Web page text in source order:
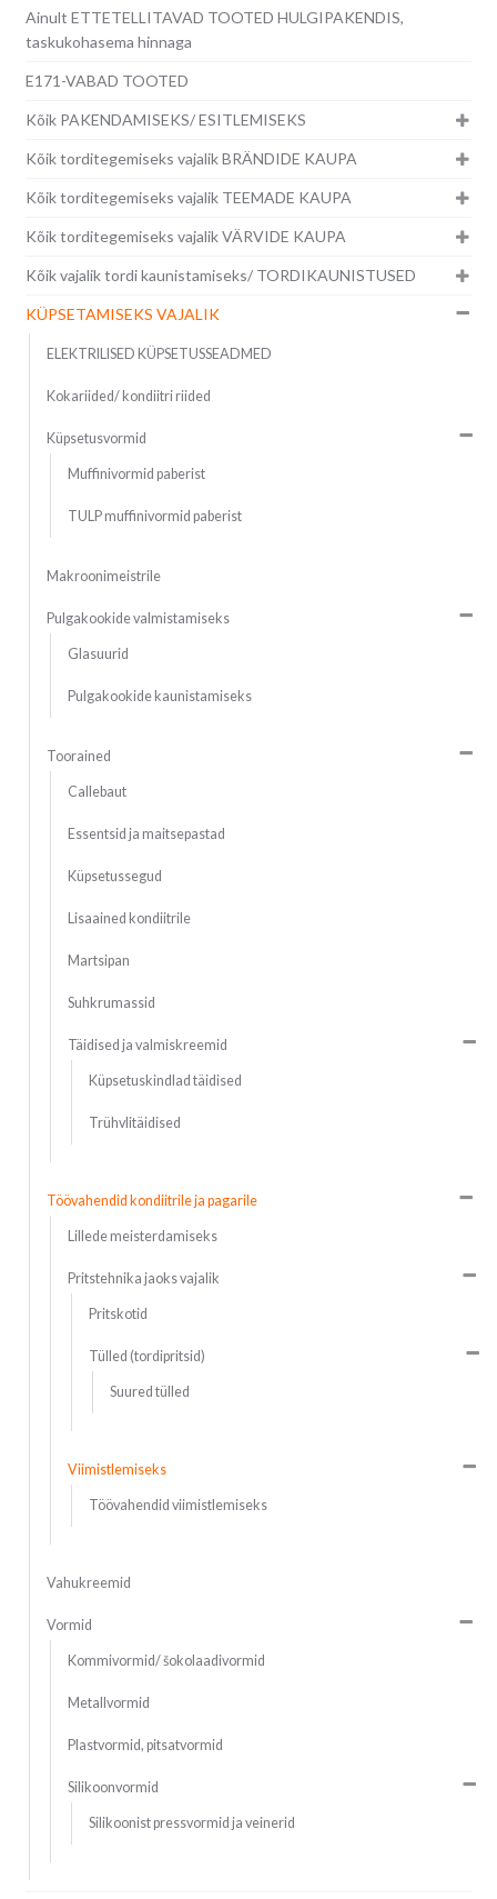
Ainult ETTETELLITAVAD TOOTED HULGIPAKENDIS,
taskukohasema hinnaga
E171-VABAD TOOTED
Kõik PAKENDAMISEKS/ ESITLEMISEKS
Kõik torditegemiseks vajalik BRÄNDIDE KAUPA
Kõik torditegemiseks vajalik TEEMADE KAUPA
Kõik torditegemiseks vajalik VÄRVIDE KAUPA
Kõik vajalik tordi kaunistamiseks/ TORDIKAUNISTUSED
KÜPSETAMISEKS VAJALIK
ELEKTRILISED KÜPSETUSSEADMED
Kokariided/ kondiitri riided
Küpsetusvormid
Muffinivormid paberist
TULP muffinivormid paberist
Makroonimeistrile
Pulgakookide valmistamiseks
Glasuurid
Pulgakookide kaunistamiseks
Toorained
Callebaut
Essentsid ja maitsepastad
Küpsetussegud
Lisaained kondiitrile
Martsipan
Suhkrumassid
Täidised ja valmiskreemid
Küpsetuskindlad täidised
Trühvlitäidised
Töövahendid kondiitrile ja pagarile
Lillede meisterdamiseks
Pritstehnika jaoks vajalik
Pritskotid
Tülled (tordipritsid)
Suured tülled
Viimistlemiseks
Töövahendid viimistlemiseks
Vahukreemid
Vormid
Kommivormid/ šokolaadivormid
Metallvormid
Plastvormid, pitsatvormid
Silikoonvormid
Silikoonist pressvormid ja veinerid